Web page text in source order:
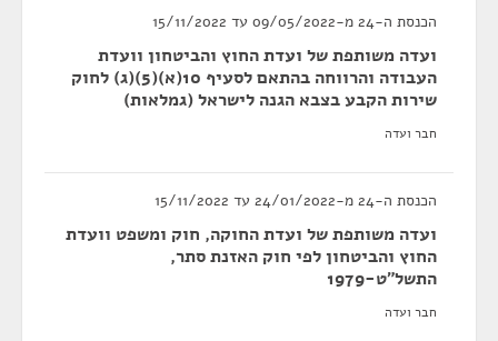
הכנסת ה-24 מ-09/05/2022 עד 15/11/2022
ועדה משותפת של ועדת החוץ והביטחון וועדת
העבודה והרווחה בהתאם לסעיף 10(א)(5)(ג) לחוק
שירות הקבע בצבא הגנה לישראל (גמלאות)
חבר ועדה
הכנסת ה-24 מ-24/01/2022 עד 15/11/2022
ועדה משותפת של ועדת החוקה, חוק ומשפט וועדת
החוץ והביטחון לפי חוק האזנת סתר,
התשל"ט-1979
חבר ועדה